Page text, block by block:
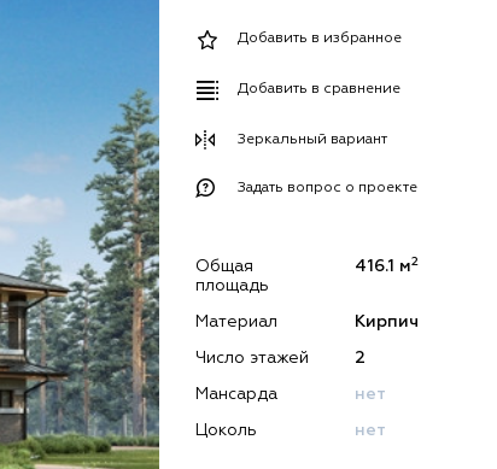
Добавить в избранное
Добавить в сравнение
Зеркальный вариант
Задать вопрос о проекте
Общая
площадь
416.1 м2
Материал Кирпич
Число этажей 2
Мансарда нет
Цоколь нет